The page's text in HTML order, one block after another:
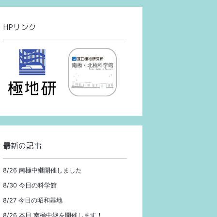
HPリンク
最新の記事
8/26 南極中継開催しました
8/30 今日の科学館
8/27 今日の昭和基地
8/26 本日 南極中継を開催します！